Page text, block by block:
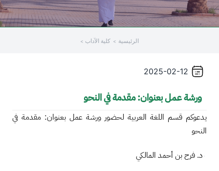
الرئيسية كلية الآداب
2025-02-12
ورشة عمل بعنوان: مقدمة في النحو
يدعوكم قسم اللغة العربية لحضور ورشة عمل بعنوان: مقدمة في
النحو
د. فرح بن أحمد المالكي